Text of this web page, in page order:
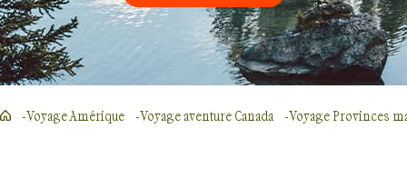
Voyage Amérique Voyage aventure Canada Voyage Provinces